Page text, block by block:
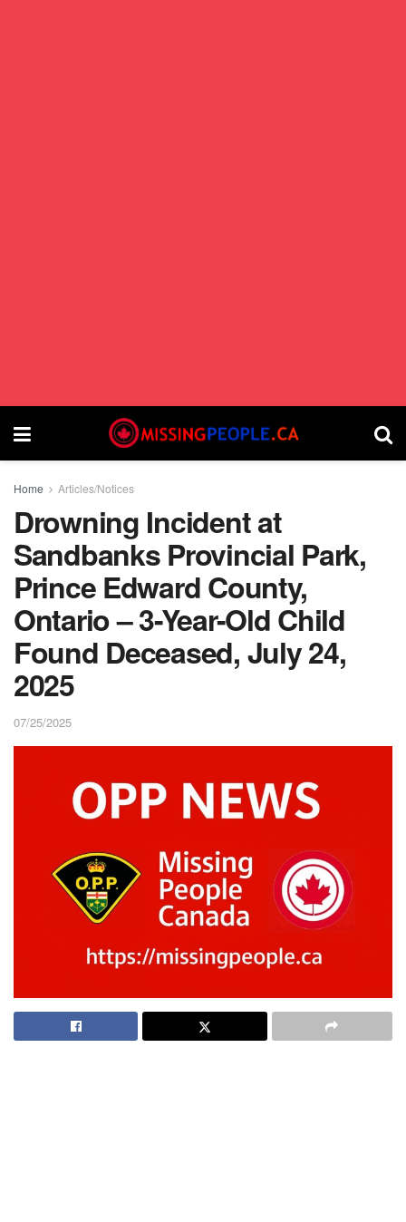
Home Articles/Notices
Drowning Incident at
Sandbanks Provincial Park,
Prince Edward County,
Ontario – 3-Year-Old Child
Found Deceased, July 24,
2025
07/25/2025